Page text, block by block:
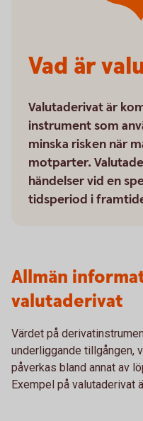
Vad är
Valutaderivat är
instrument som
minska risken när
motparter.
händelser vid en
tidsperiod i
Allmän
valutaderivat
Värdet på
underliggande tillgången,
påverkas bland annat av
Exempel på valutaderivat